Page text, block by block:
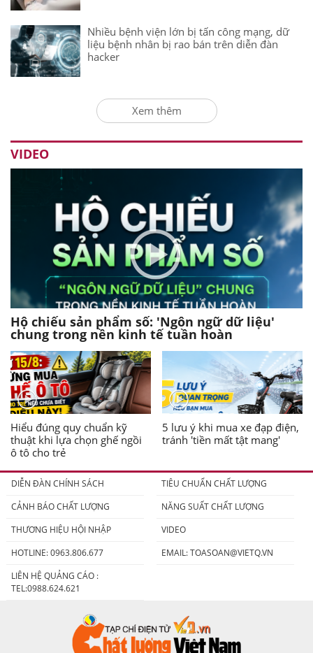
Nhiều bệnh viện lớn bị tấn công mạng, dữ
liệu bệnh nhân bị rao bán trên diễn đàn
hacker
Xem thêm
VIDEO
Hộ chiếu sản phẩm số: 'Ngôn ngữ dữ liệu'
chung trong nền kinh tế tuần hoàn
Hiểu đúng quy chuẩn kỹ
thuật khi lựa chọn ghế ngồi
ô tô cho trẻ
5 lưu ý khi mua xe đạp điện,
tránh 'tiền mất tật mang'
DIỄN ĐÀN CHÍNH SÁCH
TIÊU CHUẨN CHẤT LƯỢNG
CẢNH BÁO CHẤT LƯỢNG
NĂNG SUẤT CHẤT LƯỢNG
THƯƠNG HIỆU HỘI NHẬP
VIDEO
HOTLINE: 0963.806.677
EMAIL:TOASOAN@VIETQ.VN
LIÊN HỆ QUẢNG CÁO :
TEL:0988.624.621